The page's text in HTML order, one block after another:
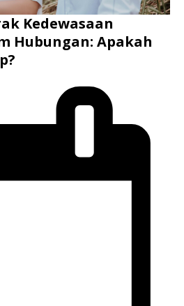
Kedewasaan
Hubungan: Apakah